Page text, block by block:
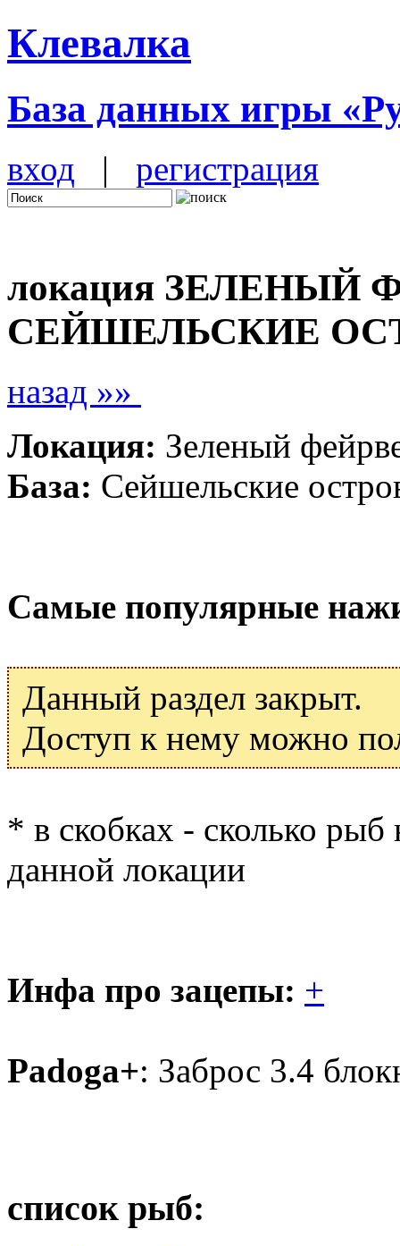
Клевалка
База данных игры
вход | регистрация
локация ЗЕЛЕНЫЙ
СЕЙШЕЛЬСКИЕ
назад »»
Локация: Зеленый
База: Сейшельские
Самые популярные
Данный раздел закрыт.
Доступ к нему можно
* в скобках - сколько
данной локации
Инфа про зацепы: +
Padoga+: Заброс 3.4
список рыб: